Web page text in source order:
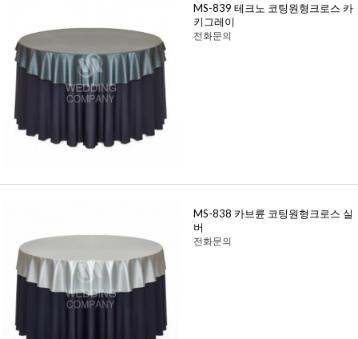
MS-839 테크노 코팅원형크로스 카
키그레이
전화문의
MS-838 카브륜 코팅원형크로스 실
버
전화문의